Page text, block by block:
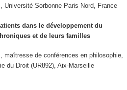
Université Sorbonne Paris Nord, France
dans le développement du
et de leurs familles
maîtresse de conférences en philosophie,
du Droit (UR892), Aix-Marseille